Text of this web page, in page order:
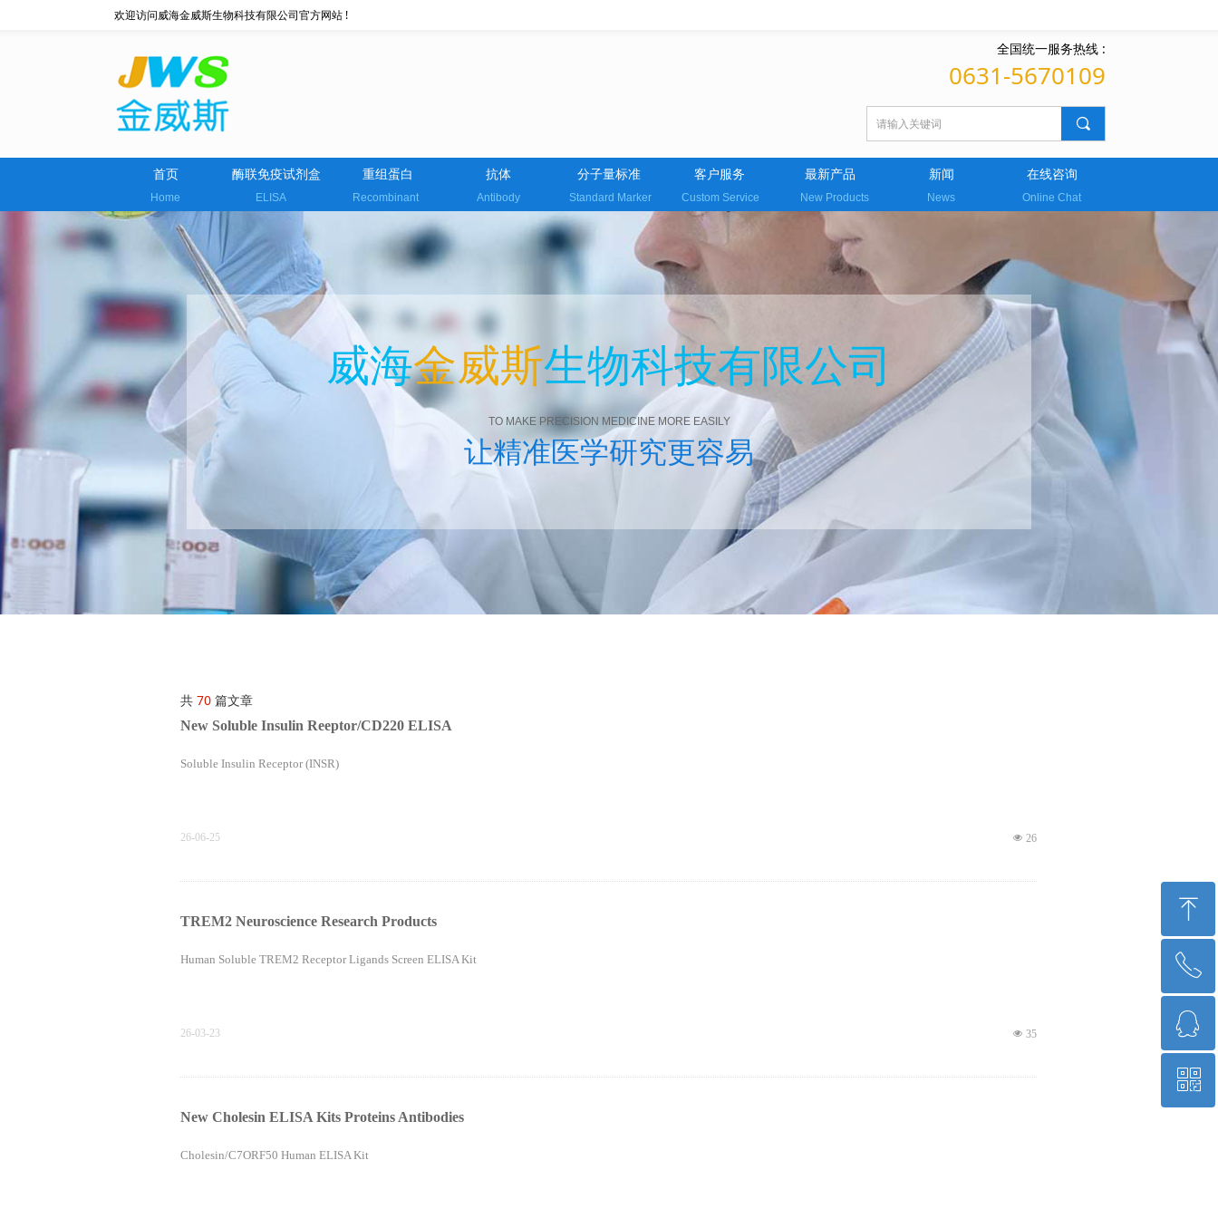
欢迎访问威海金威斯生物科技有限公司官方网站 !
全国统一服务热线 :
0631-5670109
끠
首页 酶联免疫试剂盒 重组蛋白 抗体 分子量标准 客户服务 最新产品 新闻 在线咨询
Home ELISA Recombinant Antibody Standard Marker Custom Service New Products News Online Chat
威海金威斯生物科技有限公司
TO MAKE PRECISION MEDICINE MORE EASILY
让精准医学研究更容易
共 70 篇文章
New Soluble Insulin Reeptor/CD220 ELISA
Soluble Insulin Receptor (INSR)
넶 26
26-06-25
TREM2 Neuroscience Research Products
Human Soluble TREM2 Receptor Ligands Screen ELISA Kit
넶 35
26-03-23
New Cholesin ELISA Kits Proteins Antibodies
Cholesin/C7ORF50 Human ELISA Kit
ꁸ
回到顶部
ꂅ
15684513645
ꁗ
QQ 2996395225
ꀥ